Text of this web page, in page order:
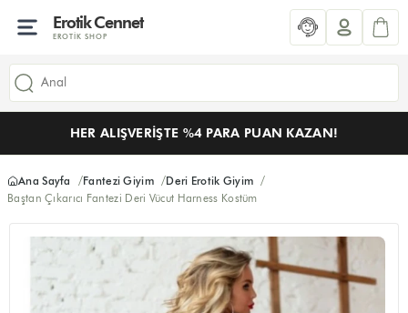
Erotik Cennet
EROTIK SHOP
HER ALIŞVERIŞTE %4 PARA PUAN KAZAN!
Ana Sayfa Fantezi Giyim
Deri Erotik Giyim
Baştan Çıkarıcı Fantezi Deri Vücut Harness Kostüm